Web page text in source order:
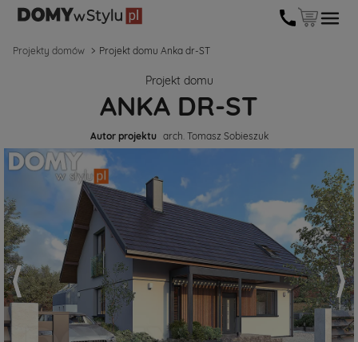
Projekty domów Projekt domu Anka dr-ST
Projekt domu
ANKA DR-ST
Autor projektu arch. Tomasz Sobieszuk